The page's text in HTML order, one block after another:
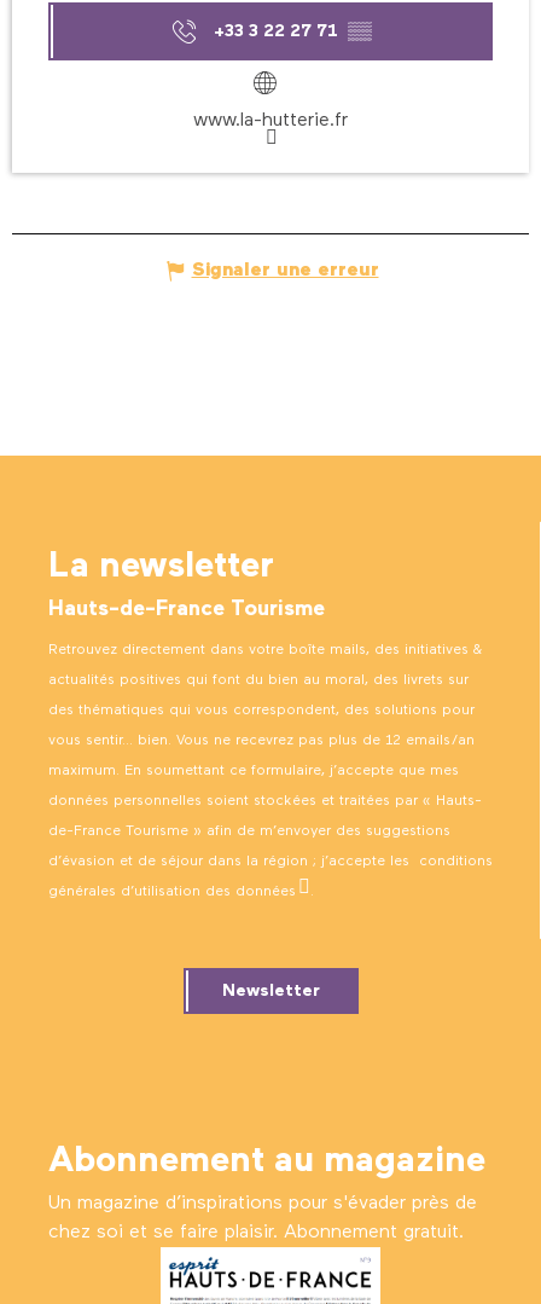
+33 3 22 27 71 ▒▒
www.la-hutterie.fr
Signaler une erreur
La newsletter
Hauts-de-France Tourisme
Retrouvez directement dans votre boîte mails, des initiatives &
actualités positives qui font du bien au moral, des livrets sur
des thématiques qui vous correspondent, des solutions pour
vous sentir… bien. Vous ne recevrez pas plus de 12 emails/an
maximum. En soumettant ce formulaire, j’accepte que mes
données personnelles soient stockées et traitées par « Hauts-
de-France Tourisme » afin de m’envoyer des suggestions
d’évasion et de séjour dans la région ; j’accepte les conditions
générales d’utilisation des données .
Newsletter
Abonnement au magazine
Un magazine d’inspirations pour s'évader près de
chez soi et se faire plaisir. Abonnement gratuit.